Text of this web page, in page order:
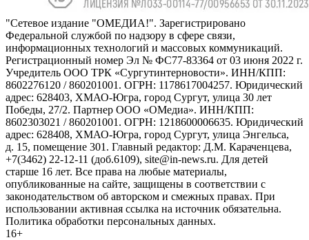
"Сетевое издание "ОМЕДИА!". Зарегистрировано
Федеральной службой по надзору в сфере связи,
информационных технологий и массовых коммуникаций.
Регистрационный номер Эл № ФС77-83364 от 03 июня 2022 г.
Учредитель ООО ТРК «Сургутинтерновости». ИНН/КПП:
8602276120 / 860201001. ОГРН: 1178617004257. Юридический
адрес: 628403, ХМАО-Югра, город Сургут, улица 30 лет
Победы, 27/2. Партнер ООО «ОМедиа». ИНН/КПП:
8602303021 / 860201001. ОГРН: 1218600006635. Юридический
адрес: 628408, ХМАО-Югра, город Сургут, улица Энгельса,
д. 15, помещение 301. Главный редактор: Д.М. Караченцева,
+7(3462) 22-12-11 (доб.6109), site@in-news.ru. Для детей
старше 16 лет. Все права на любые материалы,
опубликованные на сайте, защищены в соответствии с
законодательством об авторском и смежных правах. При
использовании активная ссылка на источник обязательна.
Политика обработки персональных данных.
16+